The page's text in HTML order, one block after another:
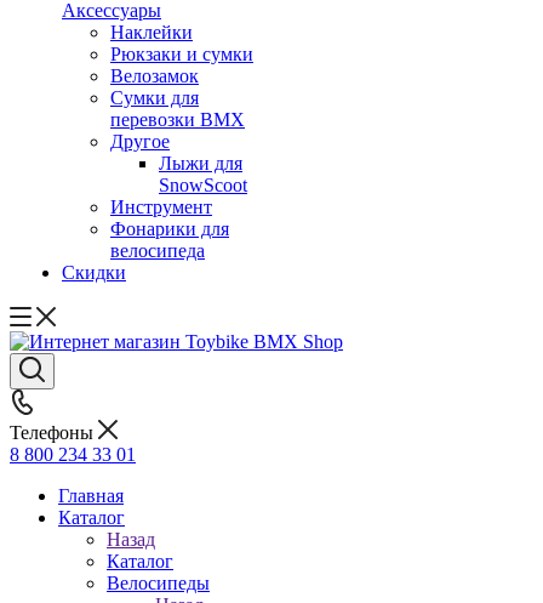
Аксессуары
Наклейки
Рюкзаки и сумки
Велозамок
Сумки для
перевозки BMX
Другое
Лыжи для
SnowScoot
Инструмент
Фонарики для
велосипеда
Скидки
Телефоны
8 800 234 33 01
Главная
Каталог
Назад
Каталог
Велосипеды